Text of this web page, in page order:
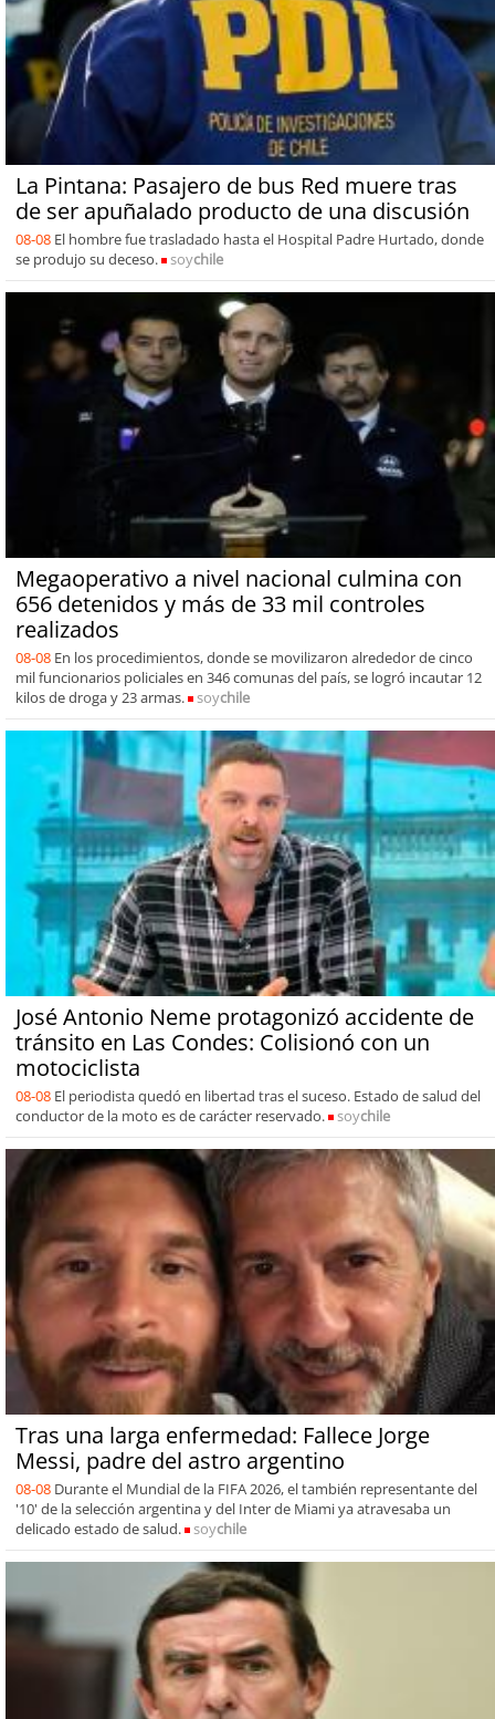
La Pintana: Pasajero de bus Red muere tras
de ser apuñalado producto de una discusión
08-08 El hombre fue trasladado hasta el Hospital Padre Hurtado, donde
se produjo su deceso.
soychile
Megaoperativo a nivel nacional culmina con
656 detenidos y más de 33 mil controles
realizados
08-08 En los procedimientos, donde se movilizaron alrededor de cinco
mil funcionarios policiales en 346 comunas del país, se logró incautar 12
kilos de droga y 23 armas.
soychile
José Antonio Neme protagonizó accidente de
tránsito en Las Condes: Colisionó con un
motociclista
08-08 El periodista quedó en libertad tras el suceso. Estado de salud del
conductor de la moto es de carácter reservado.
soychile
Tras una larga enfermedad: Fallece Jorge
Messi, padre del astro argentino
08-08 Durante el Mundial de la FIFA 2026, el también representante del
'10' de la selección argentina y del Inter de Miami ya atravesaba un
delicado estado de salud.
soychile